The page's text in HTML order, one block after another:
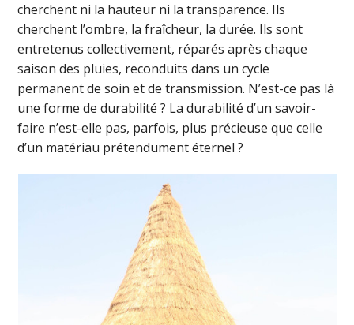
cherchent ni la hauteur ni la transparence. Ils
cherchent l’ombre, la fraîcheur, la durée. Ils sont
entretenus collectivement, réparés après chaque
saison des pluies, reconduits dans un cycle
permanent de soin et de transmission. N’est-ce pas là
une forme de durabilité ? La durabilité d’un savoir-
faire n’est-elle pas, parfois, plus précieuse que celle
d’un matériau prétendument éternel ?